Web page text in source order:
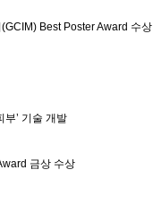
Best Poster Award 수상
부’ 기술 개발
금상 수상